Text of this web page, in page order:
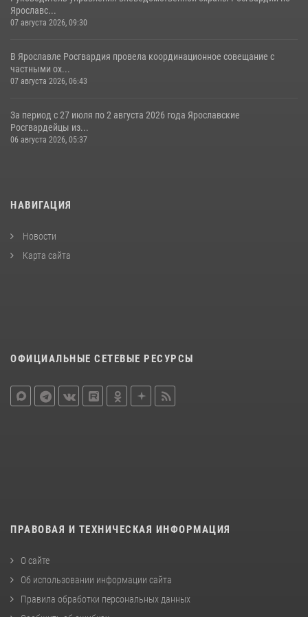
Ярославс...
07 августа 2026, 09:30
В Ярославле Росгвардия провела координационное совещание с
частными ох...
07 августа 2026, 06:43
За период с 27 июля по 2 августа 2026 года Ярославские
Росгвардейцы из...
06 августа 2026, 05:37
НАВИГАЦИЯ
Новости
Карта сайта
ОФИЦИАЛЬНЫЕ СЕТЕВЫЕ РЕСУРСЫ
ПРАВОВАЯ И ТЕХНИЧЕСКАЯ ИНФОРМАЦИЯ
О сайте
Об использовании информации сайта
Правила обработки персональных данных